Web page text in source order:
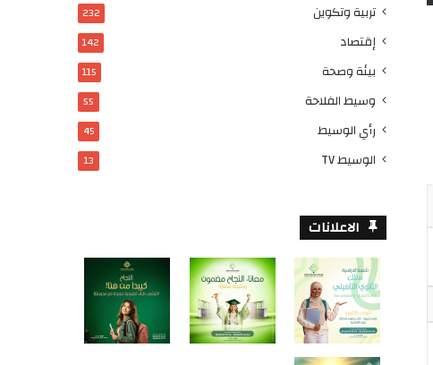
تربية وتكوين 232
إقتصاد 142
بيئة وصحة 115
وسيط الفلاحة 55
رأي الوسيط 45
الوسيط TV 13
الاعلانات